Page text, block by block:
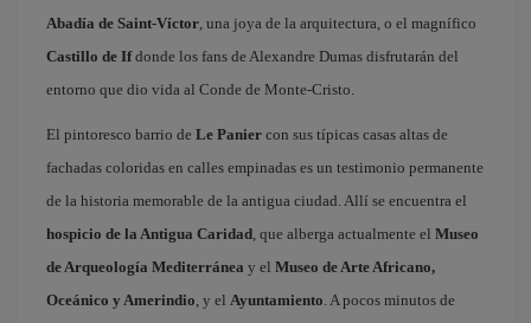
Abadía de Saint-Víctor, una joya de la arquitectura, o el magnífico
Castillo de Ifdonde los fans de Alexandre Dumas disfrutarán del
entorno que dio vida al Conde de Monte-Cristo.
El pintoresco barrio de Le Panier con sus típicas casas altas de
fachadas coloridas en calles empinadas es un testimonio permanente
de la historia memorable de la antigua ciudad. Allí se encuentra el
hospicio de la Antigua Caridad, que alberga actualmente el Museo
de Arqueología Mediterránea y el Museo de Arte Africano,
Oceánico y Amerindio, y el Ayuntamiento. A pocos minutos de